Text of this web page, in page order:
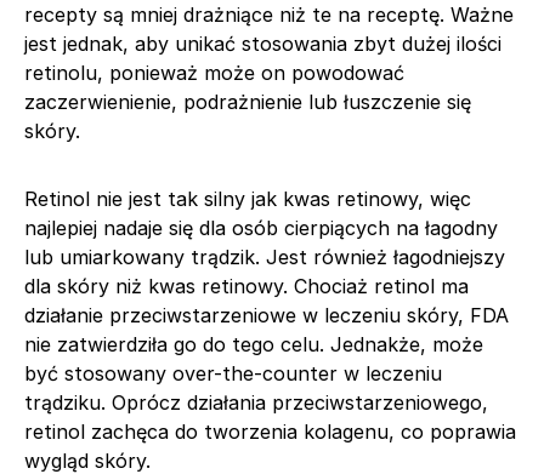
recepty są mniej drażniące niż te na receptę. Ważne
jest jednak, aby unikać stosowania zbyt dużej ilości
retinolu, ponieważ może on powodować
zaczerwienienie, podrażnienie lub łuszczenie się
skóry.
Retinol nie jest tak silny jak kwas retinowy, więc
najlepiej nadaje się dla osób cierpiących na łagodny
lub umiarkowany trądzik. Jest również łagodniejszy
dla skóry niż kwas retinowy. Chociaż retinol ma
działanie przeciwstarzeniowe w leczeniu skóry, FDA
nie zatwierdziła go do tego celu. Jednakże, może
być stosowany over-the-counter w leczeniu
trądziku. Oprócz działania przeciwstarzeniowego,
retinol zachęca do tworzenia kolagenu, co poprawia
wygląd skóry.